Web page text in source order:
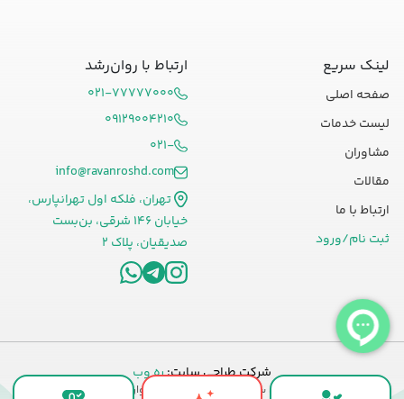
لینک سریع
صفحه اصلی
لیست خدمات
مشاوران
مقالات
ارتباط با ما
ثبت نام/ورود
ارتباط با روان‌رشد
۰۲۱-۷۷۷۷۷۰۰۰
۰۹۱۲۹۰۰۴۲۱۰
۰۲۱-
info@ravanroshd.com
تهران، فلکه اول تهرانپارس،
خیابان ۱۴۶ شرقی، بن‌بست
صدیقیان، پلاک ۲
شرکت طراحی سایت:ره وب
کلیه حقوق این سایت محفوظ و متعلق به روان رشد می‌باشد.